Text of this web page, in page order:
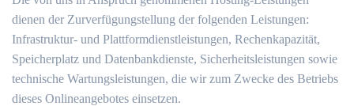
dienen der Zurverfügungstellung der folgenden Leistungen:
Infrastruktur- und Plattformdienstleistungen, Rechenkapazität,
Speicherplatz und Datenbankdienste, Sicherheitsleistungen sowie
technische Wartungsleistungen, die wir zum Zwecke des Betriebs
dieses Onlineangebotes einsetzen.